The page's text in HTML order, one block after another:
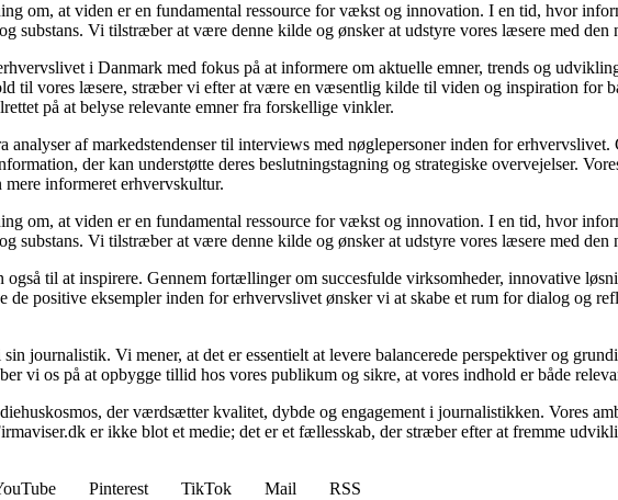
om, at viden er en fundamental ressource for vækst og innovation. I en tid, hvor
substans. Vi tilstræber at være denne kilde og ønsker at udstyre vores læsere med
i Danmark med fokus på at informere om aktuelle emner, trends og
til vores læsere, stræber vi efter at være en væsentlig kilde til viden og inspiration for
på at belyse relevante emner fra forskellige vinkler.
af markedstendenser til interviews med nøglepersoner inden for
der kan understøtte deres beslutningstagning og strategiske overvejelser.
informeret erhvervskultur.
om, at viden er en fundamental ressource for vækst og innovation. I en tid, hvor
substans. Vi tilstræber at være denne kilde og ønsker at udstyre vores læsere med
til at inspirere. Gennem fortællinger om succesfulde virksomheder, innovative
positive eksempler inden for erhvervslivet ønsker vi at skabe et rum for dialog og
journalistik. Vi mener, at det er essentielt at levere balancerede perspektiver og
vi os på at opbygge tillid hos vores publikum og sikre, at vores indhold er både
der værdsætter kvalitet, dybde og engagement i journalistikken. Vores
er ikke blot et medie; det er et fællesskab, der stræber efter at fremme
Pinterest TikTok Mail
RSS